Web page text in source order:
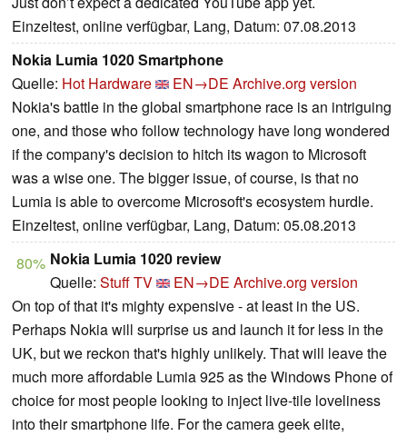
Einzeltest, online verfügbar, Lang, Datum: 07.08.2013
Nokia Lumia 1020 Smartphone
Quelle: Hot Hardware EN→DE Archive.org version
Nokia's battle in the global smartphone race is an intriguing
one, and those who follow technology have long wondered
if the company's decision to hitch its wagon to Microsoft
was a wise one. The bigger issue, of course, is that no
Lumia is able to overcome Microsoft's ecosystem hurdle.
Einzeltest, online verfügbar, Lang, Datum: 05.08.2013
80% Nokia Lumia 1020 review
Quelle: Stuff TV EN→DE Archive.org version
On top of that it's mighty expensive - at least in the US.
Perhaps Nokia will surprise us and launch it for less in the
UK, but we reckon that's highly unlikely. That will leave the
much more affordable Lumia 925 as the Windows Phone of
choice for most people looking to inject live-tile loveliness
into their smartphone life. For the camera geek elite,